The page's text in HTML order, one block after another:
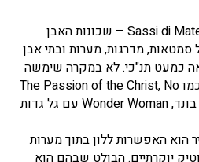
העיר מפורסמת בזכות ה־Sassi di Matera – שכונות האבן
סמטאות, מדרגות, מערות ובתי אבן
כמעט תנ"כי. לא במקרה שימשה
Matera כלוקיישן לסרטים כמו The Passion of the Christ, No
Time To Die מסדרת ג’יימס בונד, Wonder Woman עם גל גדות
הוא האפשרות ללון בתוך מערות